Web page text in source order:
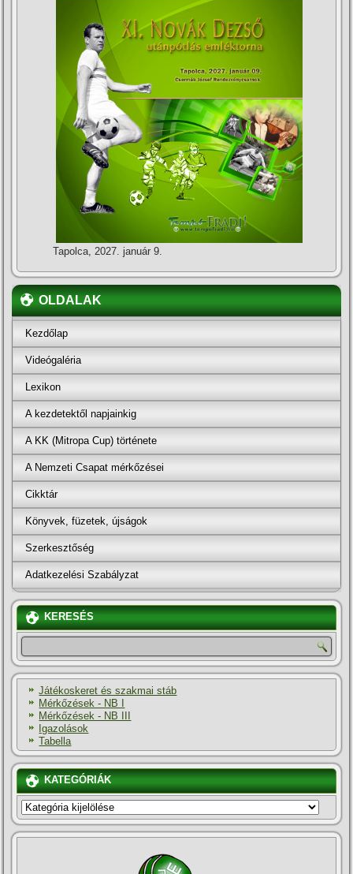
Tapolca, 2027. január 9.
OLDALAK
Kezdőlap
Videógaléria
Lexikon
A kezdetektől napjainkig
A KK (Mitropa Cup) története
A Nemzeti Csapat mérkőzései
Cikktár
Könyvek, füzetek, újságok
Szerkesztőség
Adatkezelési Szabályzat
KERESÉS
Játékoskeret és szakmai stáb
Mérkőzések - NB I
Mérkőzések - NB III
Igazolások
Tabella
KATEGÓRIÁK
KATEGÓRIÁK